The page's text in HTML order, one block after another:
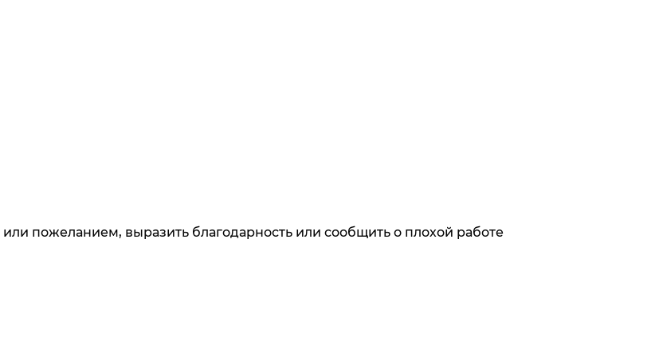
о новинках и специальных предложениях первыми
пожеланием, выразить благодарность или сообщить о плохой работе